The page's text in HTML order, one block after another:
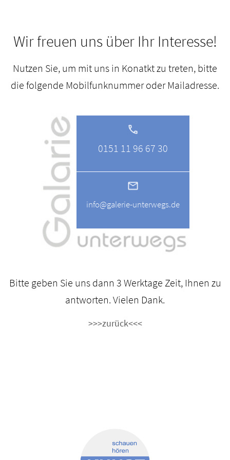
Wir freuen uns über Ihr Interesse!
Nutzen Sie, um mit uns in Konatkt zu treten, bitte
die folgende Mobilfunknummer oder Mailadresse.
0151 11 96 67 30
info@galerie-unterwegs.de
Bitte geben Sie uns dann 3 Werktage Zeit, Ihnen zu
antworten. Vielen Dank.
>>>zurück<<<